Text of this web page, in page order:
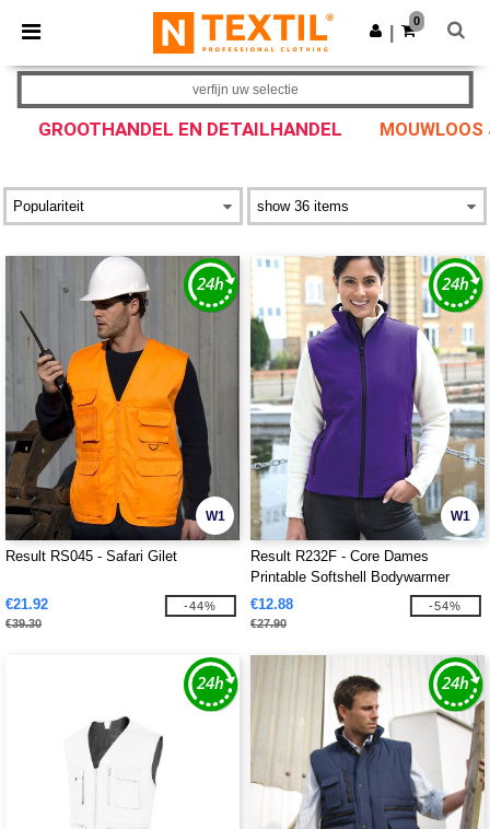
× Ntextil-app
Betere prijzen in de app!
Download app
0
GROOTHANDEL EN DETAILHANDEL MOUWLOOS
verfijn uw selectie
W1
Result RS045 - Safari Gilet
€21.92
€39.30
-44%
W1
Result R232F - Core Dames
Printable Softshell Bodywarmer
€12.88
€27.90
-54%